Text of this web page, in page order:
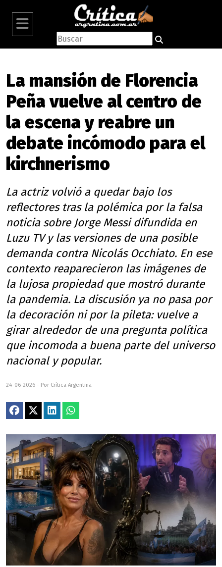
La mansión de Florencia
Peña vuelve al centro de
la escena y reabre un
debate incómodo para el
kirchnerismo
La actriz volvió a quedar bajo los
reflectores tras la polémica por la falsa
noticia sobre Jorge Messi difundida en
Luzu TV y las versiones de una posible
demanda contra Nicolás Occhiato. En ese
contexto reaparecieron las imágenes de
la lujosa propiedad que mostró durante
la pandemia. La discusión ya no pasa por
la decoración ni por la pileta: vuelve a
girar alrededor de una pregunta política
que incomoda a buena parte del universo
nacional y popular.
24-06-2026 - Por Crítica Argentina